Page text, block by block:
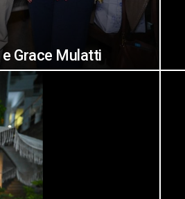
Grace Mulatti